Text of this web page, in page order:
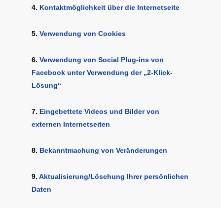
4. Kontaktmöglichkeit über die Internetseite
5.Verwendung von Cookies
6.Verwendung von Social Plug-ins von
Facebook unter Verwendung der „2-Klick-
Lösung“
7. Eingebettete Videos und Bilder von
externen Internetseiten
8. Bekanntmachung von Veränderungen
9.Aktualisierung/Löschung Ihrer persönlichen
Daten